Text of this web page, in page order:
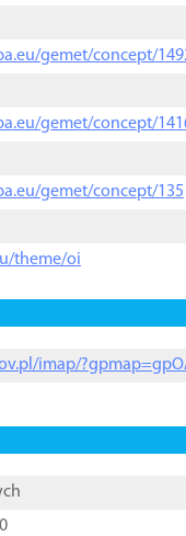
gemet/concept/
gemet/concept/
gemet/concept/135
theme/oi
imap/